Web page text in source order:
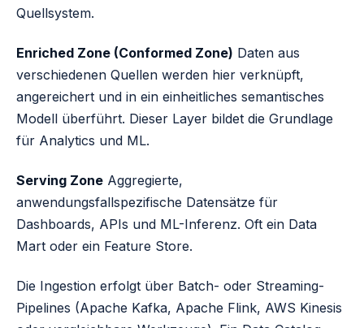
Quellsystem.
Enriched Zone (Conformed Zone) Daten aus
verschiedenen Quellen werden hier verknüpft,
angereichert und in ein einheitliches semantisches
Modell überführt. Dieser Layer bildet die Grundlage
für Analytics und ML.
Serving Zone Aggregierte,
anwendungsfallspezifische Datensätze für
Dashboards, APIs und ML-Inferenz. Oft ein Data
Mart oder ein Feature Store.
Die Ingestion erfolgt über Batch- oder Streaming-
Pipelines (Apache Kafka, Apache Flink, AWS Kinesis